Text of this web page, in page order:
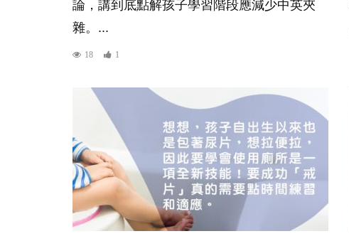
論，講到底點解孩子學習階段應減少中英夾
雜。...
18 1